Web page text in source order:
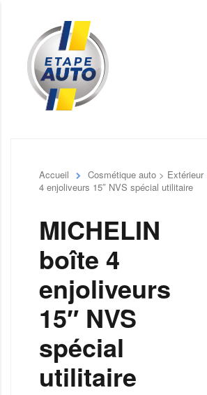
Accueil Cosmétique auto > Extérieur
4 enjoliveurs 15″ NVS spécial utilitaire
MICHELIN
boîte 4
enjoliveurs
15″ NVS
spécial
utilitaire